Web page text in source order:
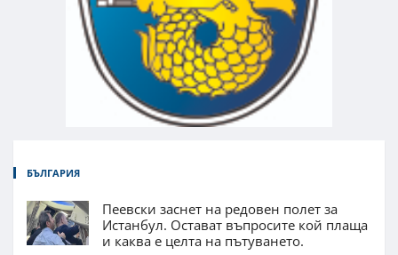
БЪЛГАРИЯ
Пеевски заснет на редовен полет за
Истанбул. Остават въпросите кой плаща
и каква е целта на пътуването.